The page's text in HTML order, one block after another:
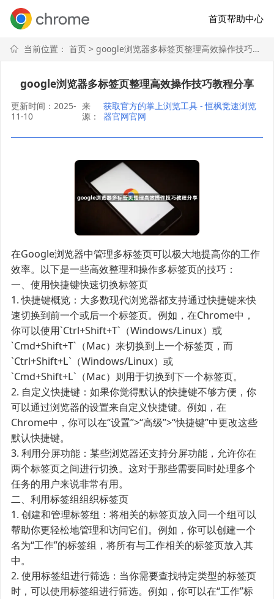
首页帮助中心
当前位置： 首页> google浏览器多标签页整理高效操作技巧教程分享
google浏览器多标签页整理高效操作技巧教程分享
更新时间：2025-
11-10
来
源：
获取官方的掌上浏览工具 - 恒枫竞速浏览
器官网官网
在Google浏览器中管理多标签页可以极大地提高你的工作
效率。以下是一些高效整理和操作多标签页的技巧：
一、使用快捷键快速切换标签页
1. 快捷键概览：大多数现代浏览器都支持通过快捷键来快
速切换到前一个或后一个标签页。例如，在Chrome中，
你可以使用`Ctrl+Shift+T`（Windows/Linux）或
`Cmd+Shift+T`（Mac）来切换到上一个标签页，而
`Ctrl+Shift+L`（Windows/Linux）或
`Cmd+Shift+L`（Mac）则用于切换到下一个标签页。
2. 自定义快捷键：如果你觉得默认的快捷键不够方便，你
可以通过浏览器的设置来自定义快捷键。例如，在
Chrome中，你可以在“设置”>“高级”>“快捷键”中更改这些
默认快捷键。
3. 利用分屏功能：某些浏览器还支持分屏功能，允许你在
两个标签页之间进行切换。这对于那些需要同时处理多个
任务的用户来说非常有用。
二、利用标签组组织标签页
1. 创建和管理标签组：将相关的标签页放入同一个组可以
帮助你更轻松地管理和访问它们。例如，你可以创建一个
名为“工作”的标签组，将所有与工作相关的标签页放入其
中。
2. 使用标签组进行筛选：当你需要查找特定类型的标签页
时，可以使用标签组进行筛选。例如，你可以在“工作”标